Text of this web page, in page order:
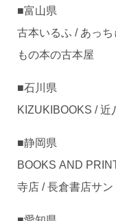
■富山県
古本いるふ / あっ
もの本の古本屋
■石川県
KIZUKIBOOKS / 近
■静岡県
BOOKS AND
寺店 / 長倉書店サ